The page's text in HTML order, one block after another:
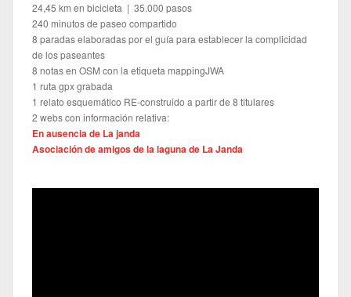
24,45 km en bicicleta | 35.000 pasos
240 minutos de paseo compartido
8 paradas elaboradas por el guía para establecer la complicidad
de los paseantes
8 notas en OSM con la etiqueta mappingJWA
1 ruta gpx grabada
1 relato esquemático RE-construido a partir de 8 titulares
2 webs con información relativa:
En ausencia de La janda
Asociación de amigos de la laguna de La Janda